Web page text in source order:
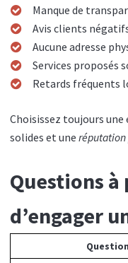
Manque de
Avis clients
Aucune adresse
Services proposés
Retards fréquents
Choisissez toujours une
solides et une réputation
Questions
d’engager
Question